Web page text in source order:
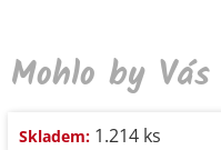
Mohlo by
Skladem: 1.214 ks